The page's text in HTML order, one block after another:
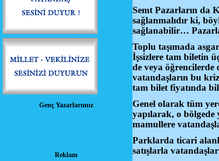
Genç Yazarlarımız
Reklam
Semt Pazarların da
sağlanmalıdır ki,
sağlanabilir…
Toplu taşımada
İşsizlere tam biletin
de veya
vatandaşların bu
tam bilet fiyatında
Genel olarak tüm
yapılarak, o bölgede
mamullere
Parklarda ticari
satışlarla